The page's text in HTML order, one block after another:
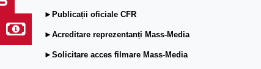
►Publicații oficiale CFR
►Acreditare reprezentanți Mass-Media
►Solicitare acces filmare Mass-Media